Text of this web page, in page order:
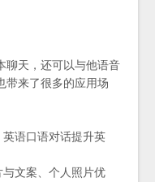
聊天，还可以与他语音
带来了很多的应用场
语口语对话提升英
文案、个人照片优